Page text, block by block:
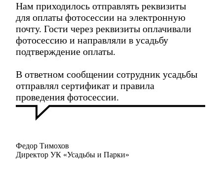
Нам приходилось отправлять реквизиты
для оплаты фотосессии на электронную
почту. Гости через реквизиты оплачивали
фотосессию и направляли в усадьбу
подтверждение оплаты.
В ответном сообщении сотрудник усадьбы
отправлял сертификат и правила
проведения фотосессии.
Федор Тимохов
Директор УК «Усадьбы и Парки»